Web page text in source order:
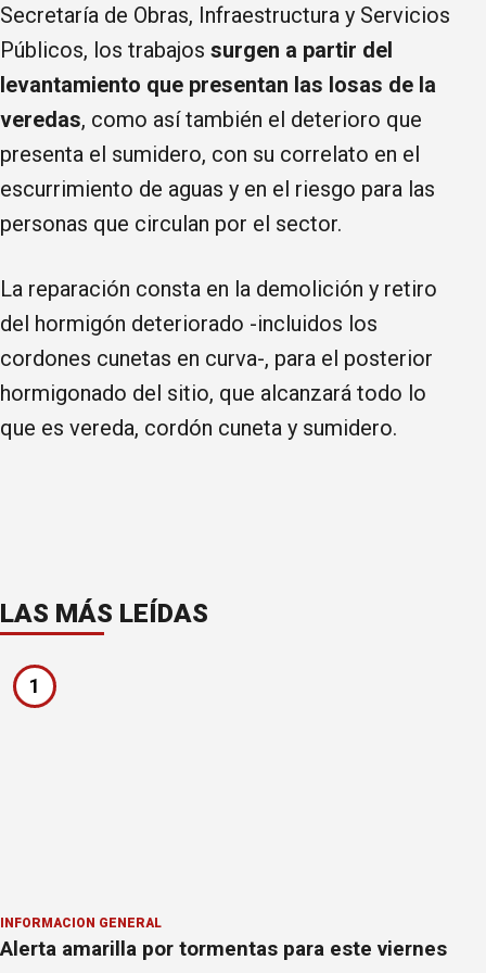
Secretaría de Obras, Infraestructura y Servicios
Públicos, los trabajos surgen a partir del
levantamiento que presentan las losas de la
veredas, como así también el deterioro que
presenta el sumidero, con su correlato en el
escurrimiento de aguas y en el riesgo para las
personas que circulan por el sector.
La reparación consta en la demolición y retiro
del hormigón deteriorado -incluidos los
cordones cunetas en curva-, para el posterior
hormigonado del sitio, que alcanzará todo lo
que es vereda, cordón cuneta y sumidero.
LAS MÁS LEÍDAS
1
INFORMACION GENERAL
Alerta amarilla por tormentas para este viernes